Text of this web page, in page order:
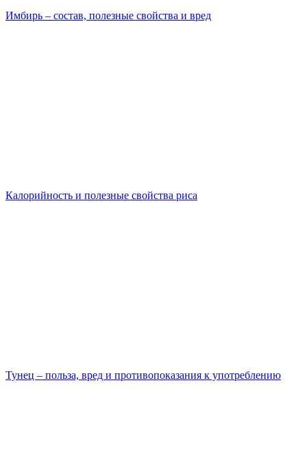
Имбирь – состав, полезные свойства и вред
Калорийность и полезные свойства риса
Тунец – польза, вред и противопоказания к употреблению